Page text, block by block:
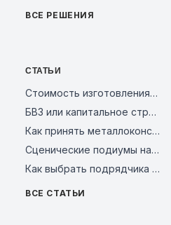
ВСЕ РЕШЕНИЯ
СТАТЬИ
Стоимость изготовления металлоконструкций за тонну в 2026 году: из чего складывается цена и как сравнить предложения заводов
БВЗ или капитальное строительство: сравнение смет 2026
Как принять металлоконструкции на объекте: чек-лист входного контроля и типичные ошибки поставщиков в 2026 году
Сценические подиумы на металлическом каркасе: почему это надежное решение для мероприятий, бизнеса и уличных площадок
Как выбрать подрядчика на металлоконструкции в 2026 году: чек-лист проверки завода перед авансом
ВСЕ СТАТЬИ